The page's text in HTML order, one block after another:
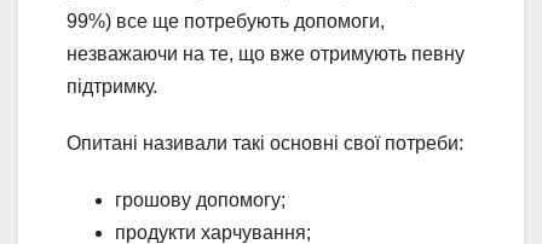
99%) все ще потребують допомоги,
незважаючи на те, що вже отримують певну
підтримку.
Опитані називали такі основні свої потреби:
грошову допомогу;
продукти харчування;